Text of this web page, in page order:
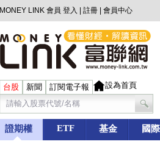
MONEY LINK 會員 登入 註冊 會員中心
台股 新聞 訂閱電子報 設為首頁
證期權 ETF 基金 國際